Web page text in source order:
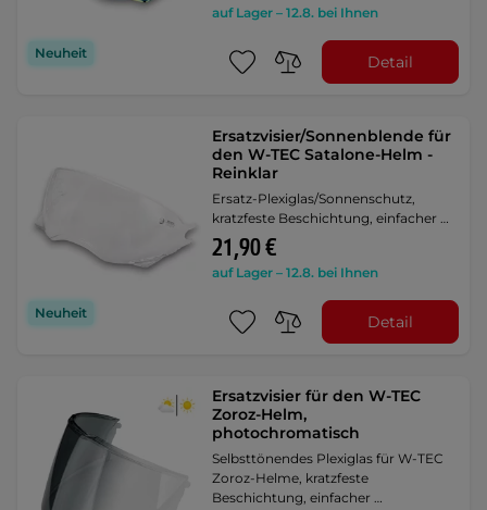
Neuheit
auf Lager – 12.8. bei Ihnen
Detail
Neuheit
Ersatzvisier/Sonnenblende für
den W-TEC Satalone-Helm -
Reinklar
Ersatz-Plexiglas/Sonnenschutz,
kratzfeste Beschichtung, einfacher …
21,90 €
auf Lager – 12.8. bei Ihnen
Detail
Ersatzvisier für den W-TEC
Zoroz-Helm,
photochromatisch
Selbsttönendes Plexiglas für W-TEC
Zoroz-Helme, kratzfeste
Beschichtung, einfacher …